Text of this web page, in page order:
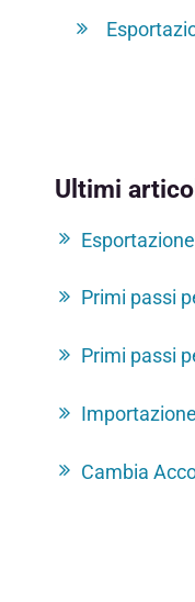
Ultimi
Primi passi
Primi passi
Cambia